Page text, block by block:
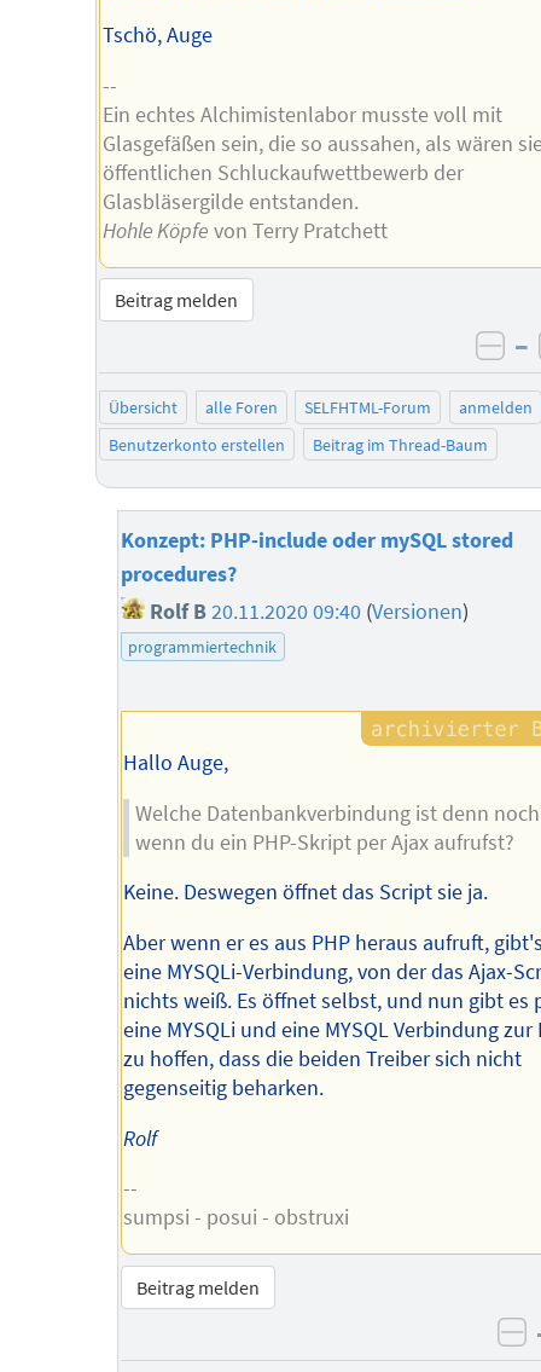
Tschö, Auge
--
Ein echtes Alchimistenlabor musste voll mit
Glasgefäßen sein, die so aussahen, als wären
öffentlichen Schluckaufwettbewerb der
Glasbläsergilde entstanden.
Hohle Köpfe von Terry Pratchett
Beitrag melden
–
Übersicht alle Foren SELFHTML-Forum
anmelden
Benutzerkonto erstellen
Beitrag im Thread-Baum
Konzept: PHP-include oder mySQL stored
procedures?
Rolf B 20.11.2020 09:40 (Versionen)
programmiertechnik
Hallo Auge,
Welche Datenbankverbindung ist denn
wenn du ein PHP-Skript per Ajax aufrufst?
Keine. Deswegen öffnet das Script sie ja.
Aber wenn er es aus PHP heraus aufruft,
eine MYSQLi-Verbindung, von der das Ajax-
nichts weiß. Es öffnet selbst, und nun gibt es
eine MYSQLi und eine MYSQL Verbindung zur
zu hoffen, dass die beiden Treiber sich nicht
gegenseitig beharken.
Rolf
--
sumpsi - posui - obstruxi
Beitrag melden